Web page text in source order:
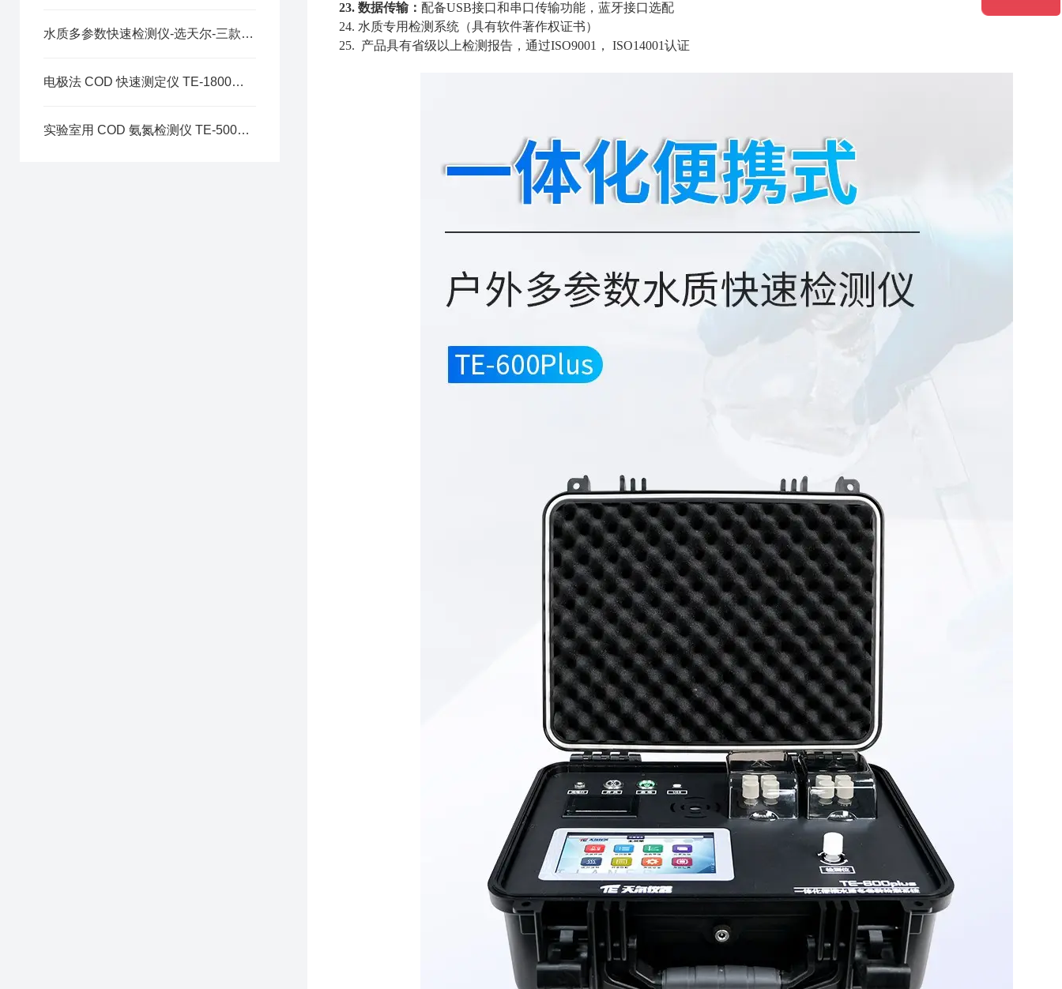
水质多参数快速检测仪-选天尔-三款型号可选
电极法 COD 快速测定仪 TE-1800：一体化便携检测设计优势
实验室用 COD 氨氮检测仪 TE-5000Plus：智能化的实验室检测设计
23. 数据传输： 配备USB接口和串口传输功能，蓝牙接口选配
24. 水质专用检测系统（具有软件著作权证书）
25. 产品具有省级以上检测报告，通过ISO9001， ISO14001认证